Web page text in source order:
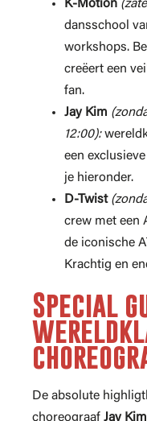
K-Motion
dansschool
workshops.
creëert een
fan.
Jay Kim
12:00):
een
je hieronder.
D-Twist
crew met een
de iconische
Krachtig en
Special
De absolute
choreograaf Jay Kim